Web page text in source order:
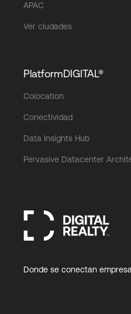
APAC
Ver ciudades
PlatformDIGITAL®
Colocation
Conectividad
Data Insights Hub
Pervasive Datacenter
Donde se conectan